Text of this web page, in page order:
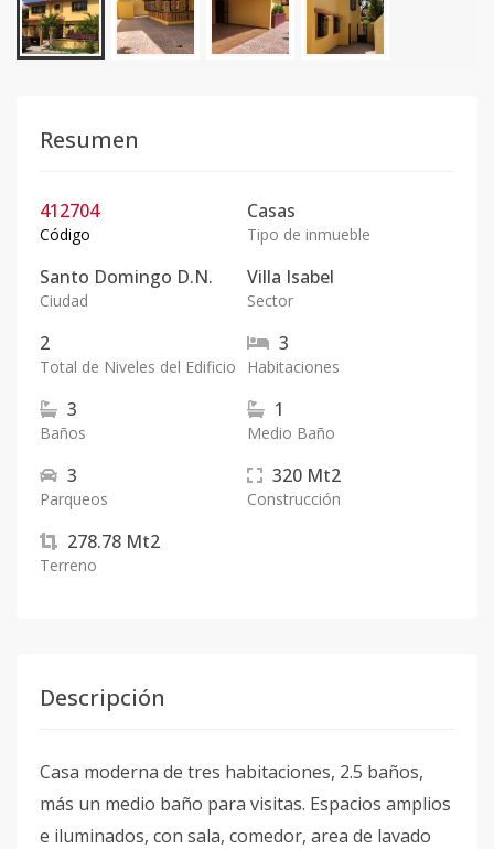
Resumen
412704
Código
Casas
Tipo de inmueble
Santo Domingo D.N.
Ciudad
Villa Isabel
Sector
2
Total de Niveles del Edificio
3
Habitaciones
3
Baños
1
Medio Baño
3
Parqueos
320 Mt2
Construcción
278.78 Mt2
Terreno
Descripción
Casa moderna de tres habitaciones, 2.5 baños,
más un medio baño para visitas. Espacios amplios
e iluminados, con sala, comedor, area de lavado